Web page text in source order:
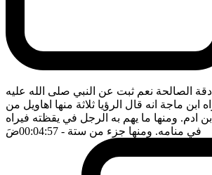
الصالحة نعم ثبت عن النبي صلى الله عليه
ابن ماجة انه قال الرؤيا ثلاثة منها اهاويل من
ادم. ومنها ما يهم به الرجل في يقظته فيراه
في منامه. ومنها جزء من ستة - 00:04:57 ضَ